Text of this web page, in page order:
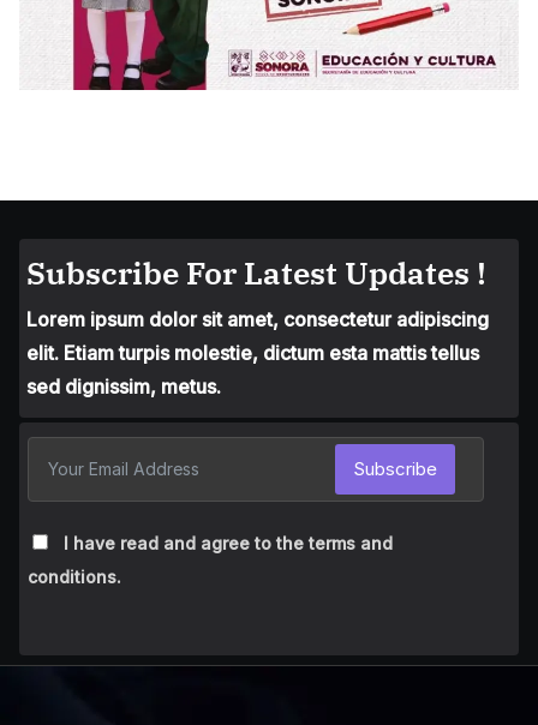
Subscribe For Latest Updates !
Lorem ipsum dolor sit amet, consectetur adipiscing
elit. Etiam turpis molestie, dictum esta mattis tellus
sed dignissim, metus.
I have read and agree to the terms and
conditions.
Subscribe